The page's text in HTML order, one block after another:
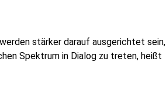
stärker darauf ausgerichtet sein,
Spektrum in Dialog zu treten, heißt